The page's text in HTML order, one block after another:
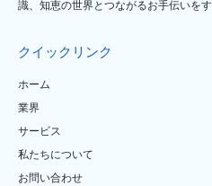
識、知恵の世界とつながるお手伝いを
クイックリンク
ホーム
業界
サービス
私たちについて
お問い合わせ